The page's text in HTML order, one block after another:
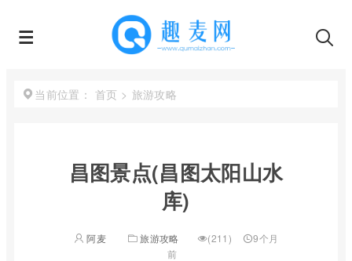
当前位置： 首页 > 旅游攻略
昌图景点(昌图太阳山水
库)
阿麦 旅游攻略 (211)
9个月
前